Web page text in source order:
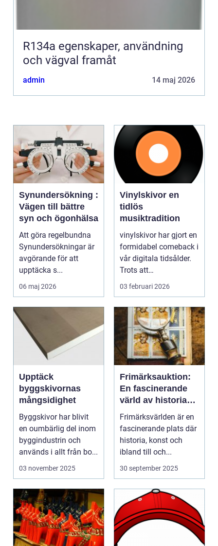
R134a egenskaper, användning
och vägval framåt
admin 14 maj 2026
Synundersökning :
Vägen till bättre
syn och ögonhälsa
Att göra regelbundna
Synundersökningar är
avgörande för att
upptäcka s...
06 maj 2026
Vinylskivor en
tidlös
musiktradition
vinylskivor har gjort en
formidabel comeback i
vår digitala tidsålder.
Trots att
musikstreaming är m...
03 februari 2026
Upptäck
byggskivornas
mångsidighet
Byggskivor har blivit
en oumbärlig del inom
byggindustrin och
används i allt från bo...
03 november 2025
Frimärksauktion:
En fascinerande
värld av historia
och samlande
Frimärksvärlden är en
fascinerande plats där
historia, konst och
ibland till och...
30 september 2025